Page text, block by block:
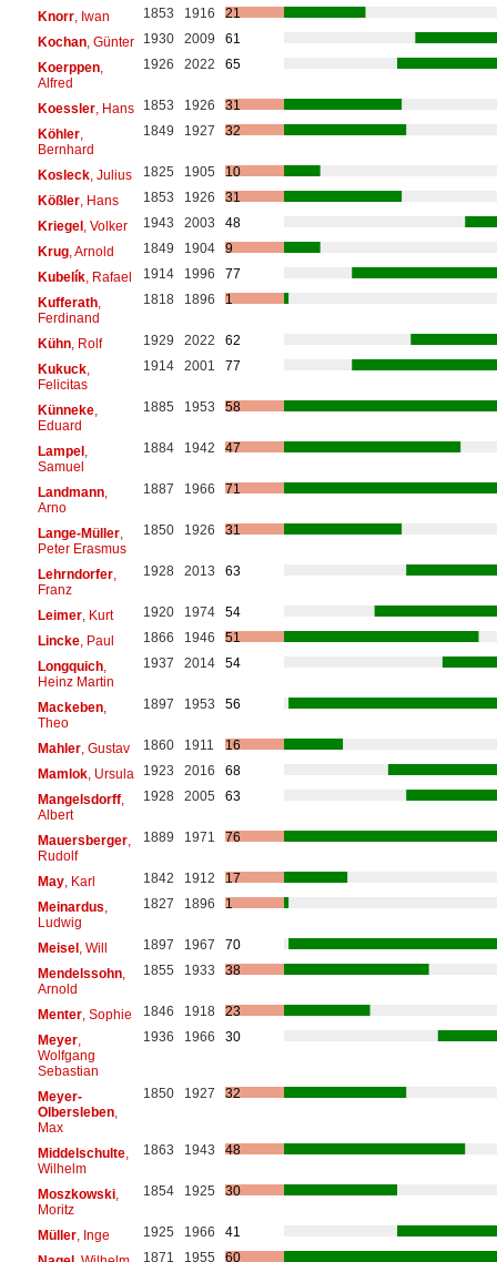
Knorr, Iwan 1853 1916
21
Kochan, Günter 1930 2009
61
Koerppen,
Alfred
1926 2022 65
Koessler, Hans 1853 1926
31
Köhler,
Bernhard
1849 1927 32
Kosleck, Julius 1825 1905
10
Kößler, Hans 1853 1926
31
Kriegel, Volker 1943 2003
48
Krug, Arnold 1849 1904
9
Kubelík, Rafael 1914 1996
77
Kufferath,
Ferdinand
1818 1896 1
Kühn, Rolf 1929 2022
62
Kukuck,
Felicitas
1914 2001 77
Künneke,
Eduard
1885 1953 58
Lampel,
Samuel
1884 1942 47
Landmann,
Arno
1887 1966 71
Lange-Müller,
Peter Erasmus
1850 1926 31
Lehrndorfer,
Franz
1928 2013 63
Leimer, Kurt 1920 1974
54
Lincke, Paul 1866 1946
51
Longquich,
Heinz Martin
1937 2014 54
Mackeben,
Theo
1897 1953 56
Mahler, Gustav 1860 1911
16
Mamlok, Ursula 1923 2016
68
Mangelsdorff,
Albert
1928 2005 63
Mauersberger,
Rudolf
1889 1971 76
May, Karl 1842 1912
17
Meinardus
Ludwig
1827 1896 1
Meisel, Will 1897 1967
70
Mendelssohn,
Arnold
1855 1933 38
Menter, Sophie 1846 1918
23
Meyer,
Wolfgang
Sebastian
1936 1966 30
Meyer-
Olbersleben,
Max
1850 1927 32
Middelschulte,
Wilhelm
1863 1943 48
Moszkowski,
Moritz
1854 1925 30
Müller, Inge 1925 1966
41
1871 1955 60